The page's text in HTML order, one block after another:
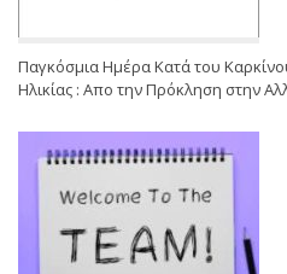
Παγκόσμια Ημέρα Κατά του
Ηλικίας : Απο την Πρόκληση στην